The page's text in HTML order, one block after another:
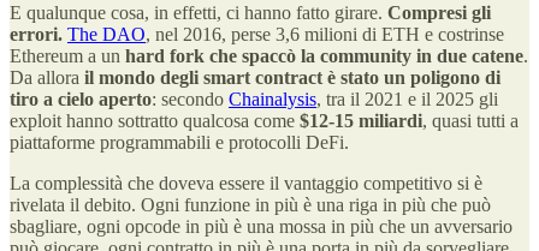
E qualunque cosa, in effetti, ci hanno fatto girare. Compresi gli
errori. The DAO, nel 2016, perse 3,6 milioni di ETH e costrinse
Ethereum a un hard fork che spaccò la community in due catene.
Da allora il mondo degli smart contract è stato un poligono di
tiro a cielo aperto: secondo Chainalysis, tra il 2021 e il 2025 gli
exploit hanno sottratto qualcosa come $12-15 miliardi, quasi tutti a
piattaforme programmabili e protocolli DeFi.
La complessità che doveva essere il vantaggio competitivo si è
rivelata il debito. Ogni funzione in più è una riga in più che può
sbagliare, ogni opcode in più è una mossa in più che un avversario